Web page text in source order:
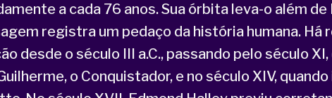
a cada 76 anos. Sua órbita leva-o além de
registra um pedaço da história humana. Há
desde o século III a.C., passando pelo século
o Conquistador, e no século XIV,